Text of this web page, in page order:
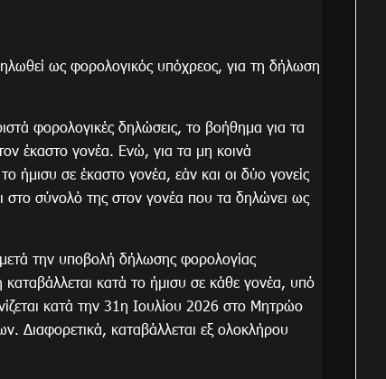
ως φορολογικός υπόχρεος, για τη δήλωση
φορολογικές δηλώσεις, το βοήθημα για τα
έκαστο γονέα. Ενώ, για τα μη κοινά
ήμισυ σε έκαστο γονέα, εάν και οι δύο γονείς
σύνολό της στον γονέα που τα δηλώνει ως
την υποβολή δήλωσης φορολογίας
κατά το ήμισυ σε κάθε γονέα, υπό
κατά την 31η Ιουλίου 2026 στο Μητρώο
Διαφορετικά, καταβάλλεται εξ ολοκλήρου